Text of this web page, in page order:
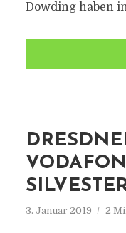
Dowding haben
3. Januar 2019 2